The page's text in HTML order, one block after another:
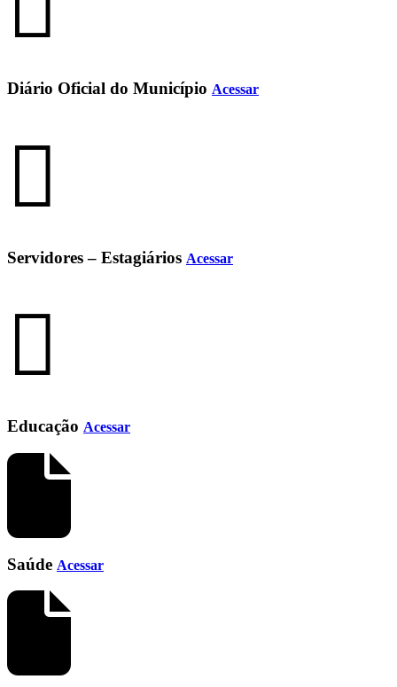
Diário Oficial do Município Acessar
Servidores – Estagiários Acessar
Educação Acessar
Saúde Acessar